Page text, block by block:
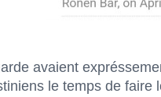
avaient
le temps de faire